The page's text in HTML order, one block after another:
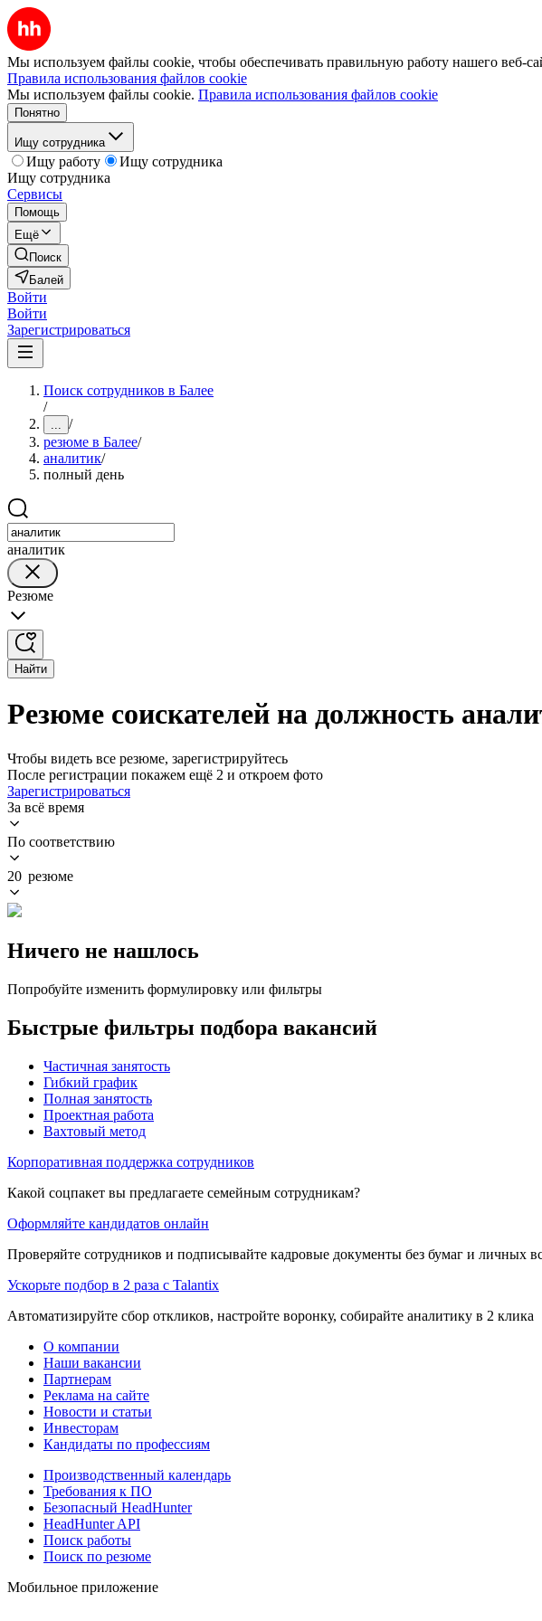
Мы используем файлы cookie, чтобы обеспечивать правильную работу нашего веб-
Правила использования файлов cookie
Мы используем файлы cookie. Правила использования файлов cookie
Понятно
Ищу сотрудника
Ищу работу
Ищу сотрудника
Ищу сотрудника
Сервисы
Помощь
Ещё
Поиск
Балей
Войти
Войти
Зарегистрироваться
Поиск сотрудников в Балее
/
... /
резюме в Балее/
аналитик/
полный день
аналитик
Резюме
Найти
Резюме соискателей на должность
Чтобы видеть все резюме, зарегистрируйтесь
После регистрации покажем ещё 2 и откроем фото
Зарегистрироваться
За всё время
По соответствию
20 резюме
Ничего не нашлось
Попробуйте изменить формулировку или фильтры
Быстрые фильтры подбора вакансий
Частичная занятость
Гибкий график
Полная занятость
Проектная работа
Вахтовый метод
Корпоративная поддержка сотрудников
Какой соцпакет вы предлагаете семейным сотрудникам?
Оформляйте кандидатов онлайн
Проверяйте сотрудников и подписывайте кадровые документы без бумаг и личных
Ускорьте подбор в 2 раза с Talantix
Автоматизируйте сбор откликов, настройте воронку, собирайте аналитику в 2 клика
О компании
Наши вакансии
Партнерам
Реклама на сайте
Новости и статьи
Инвесторам
Кандидаты по профессиям
Производственный календарь
Требования к ПО
Безопасный HeadHunter
HeadHunter API
Поиск работы
Поиск по резюме
Мобильное приложение